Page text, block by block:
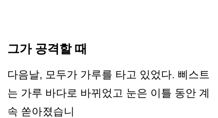
그가 공격할 때
다음날, 모두가 가루를 타고 있었다. 삐스트
는 가루 바다로 바뀌었고 눈은 이틀 동안 계
속 쏟아졌습니